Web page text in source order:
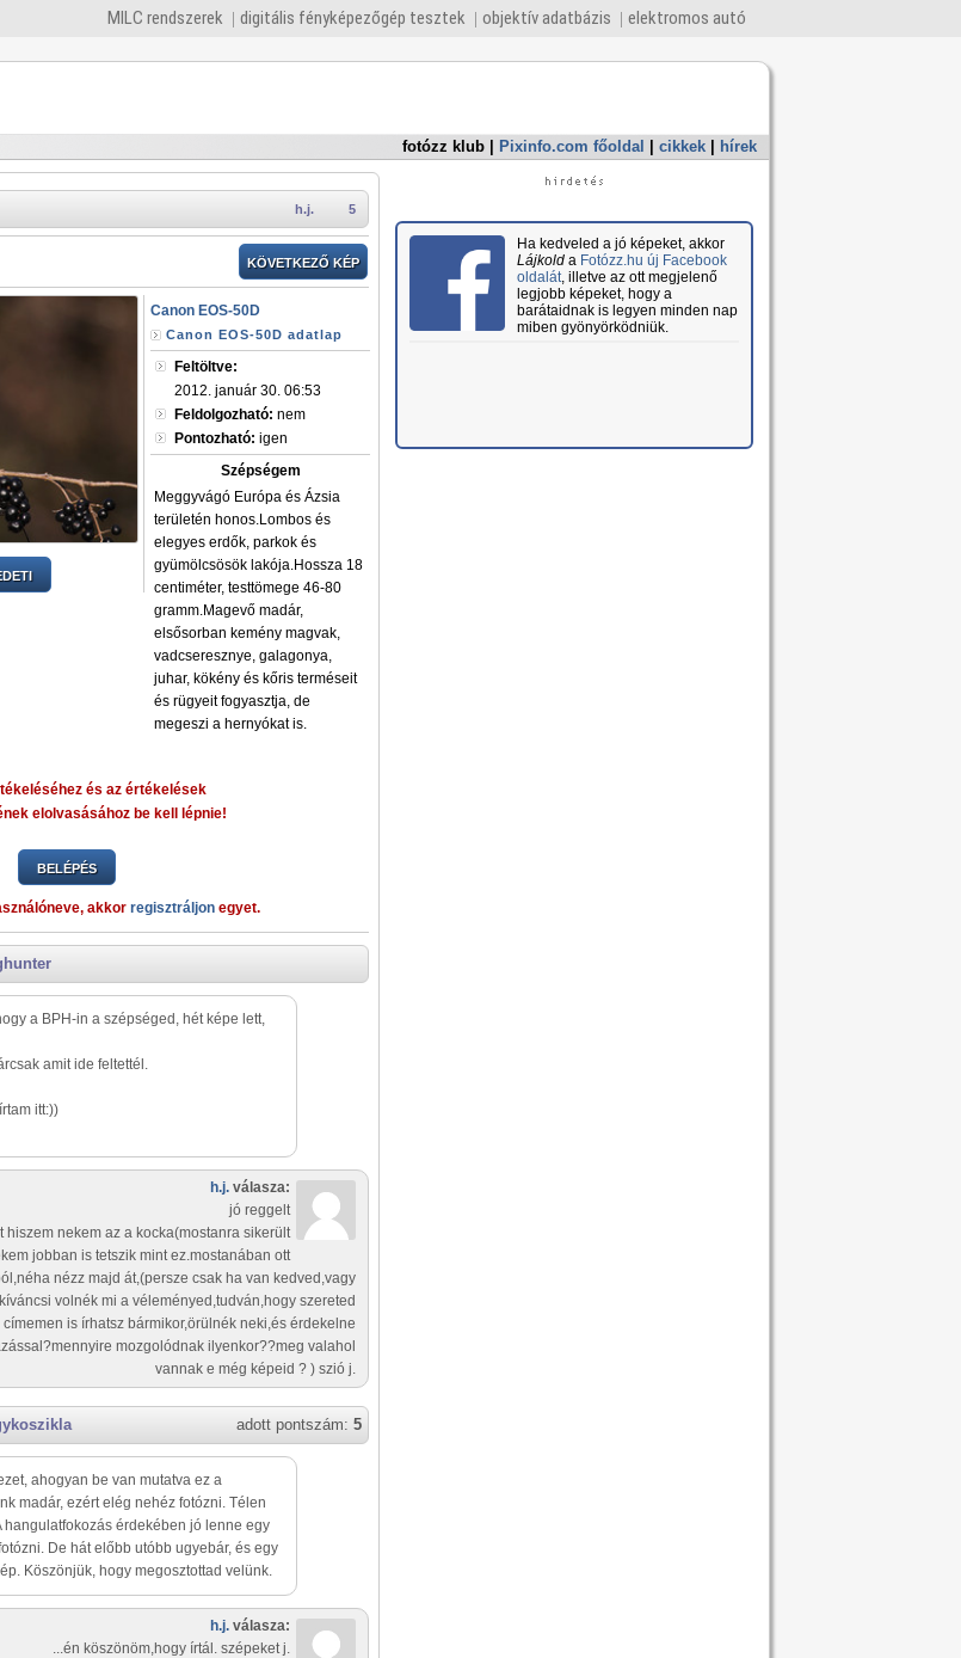
MILC rendszerek digitális fényképezőgép tesztek objektív adatbázis elektromos autó
fotózz klub Pixinfo.com főoldal cikkek hírek
5
h.j.
KÖVETKEZŐ KÉP
Canon EOS-50D
Canon EOS-50D adatlap
Feltöltve:
2012. január 30. 06:53
Feldolgozható: nem
Pontozható: igen
Szépségem
Meggyvágó Európa és Ázsia
területén honos.Lombos és
elegyes erdők, parkok és
gyümölcsösök lakója.Hossza 18
centiméter, testtömege 46-80
gramm.Magevő madár,
elsősorban kemény magvak,
vadcseresznye, galagonya,
juhar, kökény és kőris terméseit
és rügyeit fogyasztja, de
megeszi a hernyókat is.
és az értékelések
elolvasásához be kell lépnie!
BELÉPÉS
akkor regisztráljon egyet.
a BPH-in a szépséged, hét képe lett,
amit ide feltettél.
itt:))
h.j. válasza:
jó reggelt
hiszem nekem az a kocka(mostanra sikerült
jobban is tetszik mint ez.mostanában ott
nézz majd át,(persze csak ha van kedved,vagy
volnék mi a véleményed,tudván,hogy szereted
is írhatsz bármikor,örülnék neki,és érdekelne
mozgolódnak ilyenkor??meg valahol
vannak e még képeid ? ) szió j.
adott pontszám: 5
ahogyan be van mutatva ez a
madár, ezért elég nehéz fotózni. Télen
hangulatfokozás érdekében jó lenne egy
De hát előbb utóbb ugyebár, és egy
Köszönjük, hogy megosztottad velünk.
h.j. válasza:
...én köszönöm,hogy írtál. szépeket j.
Ha kedveled a jó képeket, akkor
Lájkolda Fotózz.hu új Facebook
oldalát, illetve az ott megjelenő
legjobb képeket, hogy a
barátaidnak is legyen minden nap
miben gyönyörködniük.